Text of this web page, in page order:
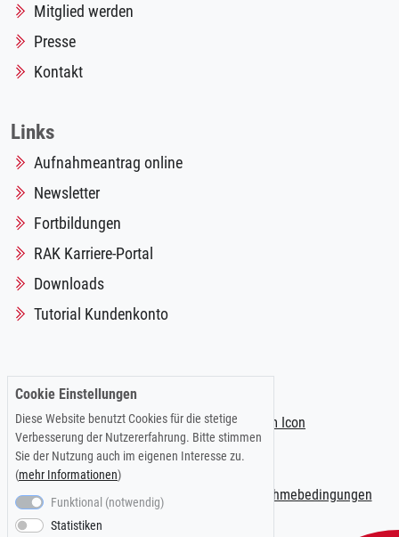
Mitglied werden
Presse
Kontakt
Links
Aufnahmeantrag online
Newsletter
Fortbildungen
RAK Karriere-Portal
Downloads
Tutorial Kundenkonto
Impressum |Datenschutzerklärung Teilnahmebedingungen
Cookie Einstellungen
Diese Website benutzt Cookies für die stetige
Verbesserung der Nutzererfahrung. Bitte stimmen
Sie der Nutzung auch im eigenen Interesse zu.
(mehr Informationen)
Funktional (notwendig)
Statistiken